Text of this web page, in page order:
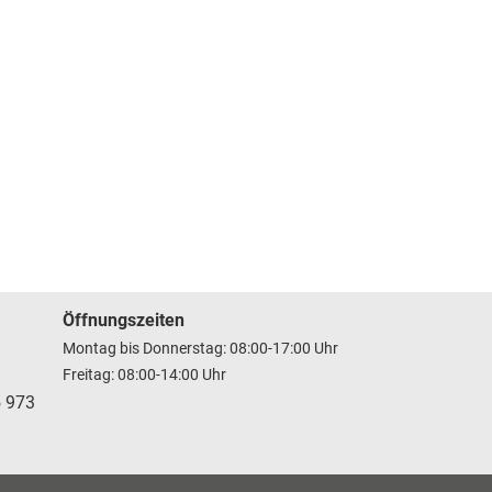
973
Öffnungszeiten
Montag bis Donnerstag: 08:00-17:00 Uhr
Freitag: 08:00-14:00 Uhr